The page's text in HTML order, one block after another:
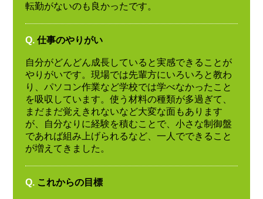
転勤がないのも良かったです。
Q. 仕事のやりがい
自分がどんどん成長していると実感できることが
やりがいです。現場では先輩方にいろいろと教わ
り、パソコン作業など学校では学べなかったこと
を吸収しています。使う材料の種類が多過ぎて、
まだまだ覚えきれないなど大変な面もあります
が、自分なりに経験を積むことで、小さな制御盤
であれば組み上げられるなど、一人でできること
が増えてきました。
Q. これからの目標